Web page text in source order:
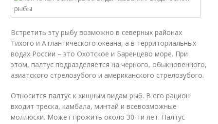
Встретить эту рыбу возможно в северных районах
Тихого и Атлантического океана, а в территориальных
водах России – это Охотское и Баренцево море. При
этом, палтус подразделяется на черного, обыкновенного,
азиатского стрелозубого и американского стрелозубого.
Относится палтус к хищным видам рыб. В его рацион
входит треска, камбала, минтай и всевозможные
моллюски. Может прожить около 30-ти лет. Палтус